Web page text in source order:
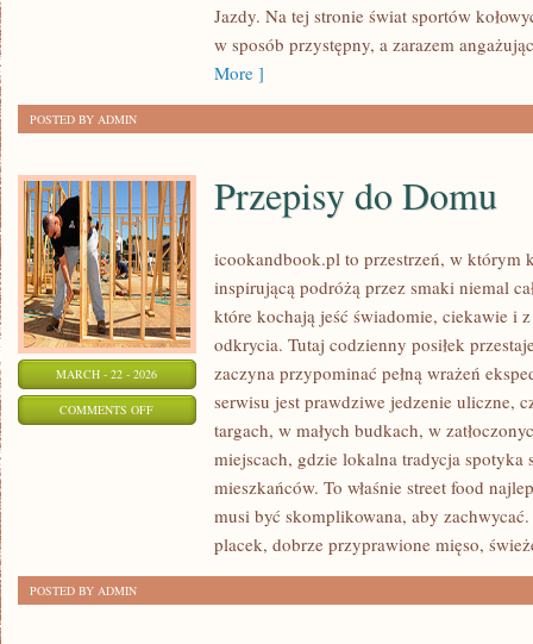
Jazdy. Na tej stronie świat sportów
w sposób przystępny, a zarazem
More ]
POSTED BY ADMIN
MARCH - 22 - 2026
COMMENTS OFFON
Przepisy do Domu
icookandbook.pl to przestrzeń, w którym
inspirującą podróżą przez smaki niemal
które kochają jeść świadomie, ciekawie i
odkrycia. Tutaj codzienny posiłek
zaczyna przypominać pełną wrażeń
serwisu jest prawdziwe jedzenie uliczne,
targach, w małych budkach, w
miejscach, gdzie lokalna tradycja spotyka
mieszkańców. To właśnie street food
musi być skomplikowana, aby
placek, dobrze przyprawione mięso,
POSTED BY ADMIN